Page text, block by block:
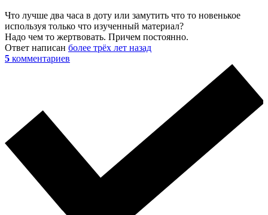
Что лучше два часа в доту или замутить что то новенькое
используя только что изученный материал?
Надо чем то жертвовать. Причем постоянно.
Ответ написан более трёх лет назад
5 комментариев